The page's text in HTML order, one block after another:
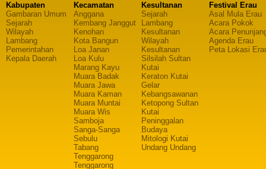
Kabupaten
Gambaran Umum
Sejarah
Wilayah
Lambang
Pemerintahan
Kepala Daerah
Kecamatan
Anggana
Kembang Janggut
Kenohan
Kota Bangun
Loa Janan
Loa Kulu
Marang Kayu
Muara Badak
Muara Jawa
Muara Kaman
Muara Muntai
Muara Wis
Samboja
Sanga-Sanga
Sebulu
Tabang
Tenggarong
Tenggarong
Kesultanan
Sejarah
Lambang
Kesultanan
Wilayah
Kesultanan
Silsilah Sultan
Kutai
Keraton Kutai
Gelar
Kebangsawanan
Ketopong Sultan
Kutai
Peninggalan
Budaya
Mitologi Kutai
Undang Undang
Festival Erau
Asal Mula Erau
Acara Pokok
Acara
Agenda Erau
Peta Lokasi